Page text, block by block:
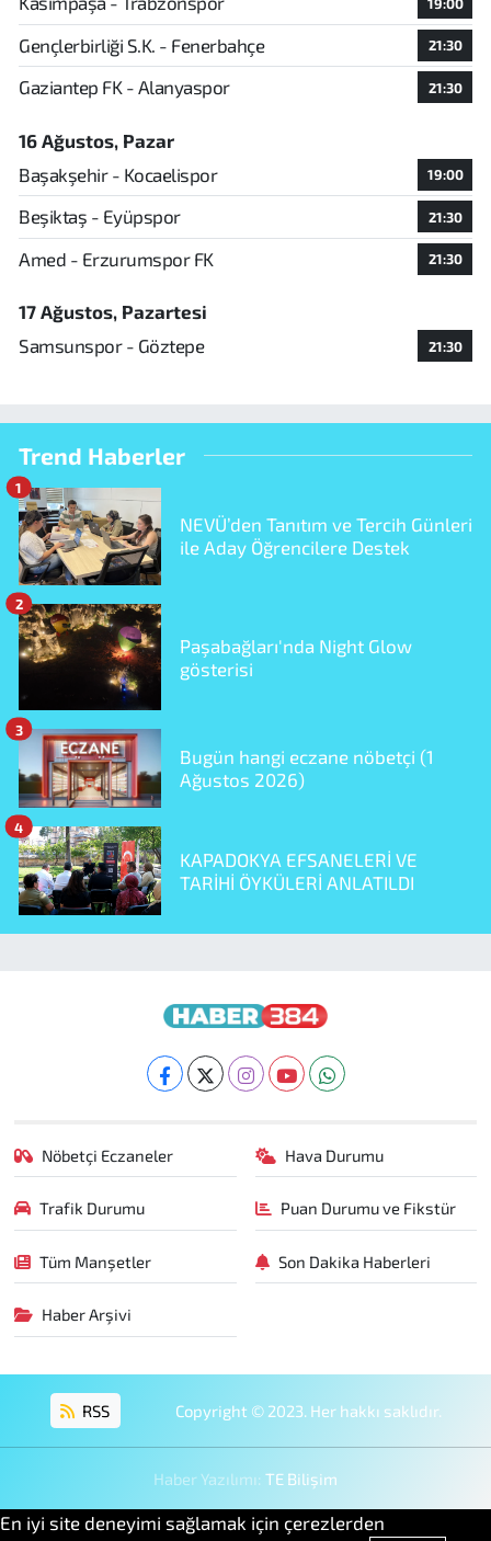
Gençlerbirliği S.K. - Fenerbahçe 21:30
Gaziantep FK - Alanyaspor 21:30
16 Ağustos, Pazar
Başakşehir - Kocaelispor
19:00
Beşiktaş - Eyüpspor 21:30
Amed - Erzurumspor FK 21:30
17 Ağustos, Pazartesi
Samsunspor - Göztepe
21:30
Trend Haberler
NEVÜ’den Tanıtım ve Tercih Günleri
ile Aday Öğrencilere Destek
1
Paşabağları'nda Night Glow
gösterisi
2
Bugün hangi eczane nöbetçi (1
Ağustos 2026)
3
KAPADOKYA EFSANELERİ VE
TARİHİ ÖYKÜLERİ ANLATILDI
4
Nöbetçi Eczaneler Hava Durumu
Trafik Durumu Puan Durumu ve Fikstür
Tüm Manşetler Son Dakika Haberleri
Haber Arşivi
RSS Copyright © 2023. Her hakkı saklıdır.
Haber Yazılımı: TE Bilişim
En iyi site deneyimi sağlamak için çerezlerden